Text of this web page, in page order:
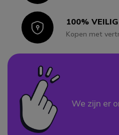
Icon100%
Kopen met
We zijn er